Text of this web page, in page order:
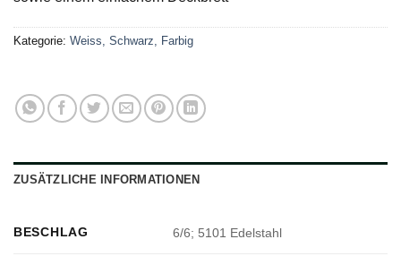
Kategorie: Weiss, Schwarz, Farbig
ZUSÄTZLICHE INFORMATIONEN
BESCHLAG 6/6; 5101 Edelstahl